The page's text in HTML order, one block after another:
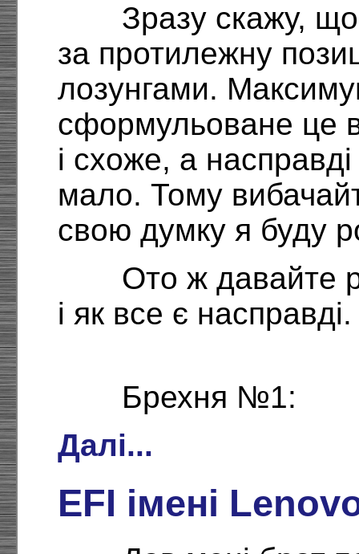
Зразу скажу,
за протилежну
лозунгами.
сформульоване це
і схоже, а насправді
мало. Тому
свою думку я буду
Ото ж давайте
і як все є насправді.
Брехня №1:
Далі...
EFI імені